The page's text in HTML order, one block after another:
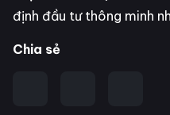
định đầu tư thông minh
Chia sẻ